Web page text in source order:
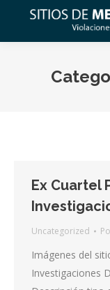
Ex Cuartel
Uncategorized
Imágenes del
Investigaciones